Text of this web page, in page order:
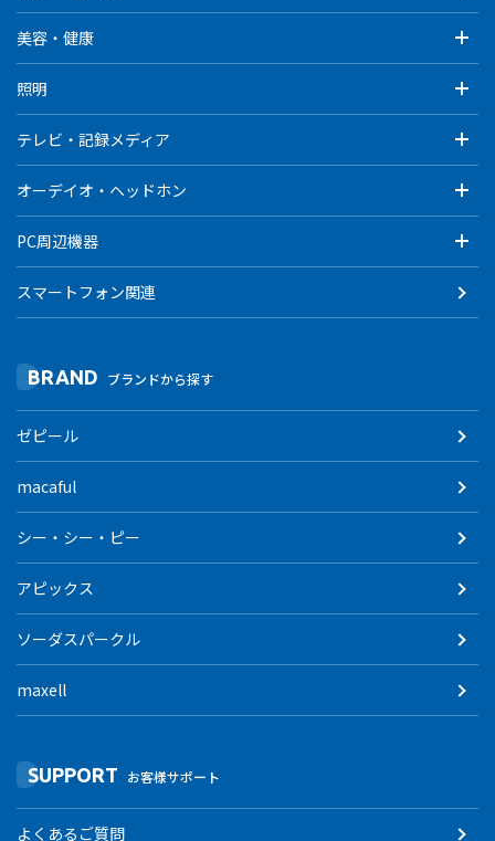
美容・健康
照明
テレビ・記録メディア
オーデイオ・ヘッドホン
PC周辺機器
スマートフォン関連
BRAND ブランドから探す
ゼピール
macaful
シー・シー・ピー
アピックス
ソーダスパークル
maxell
SUPPORT お客様サポート
よくあるご質問